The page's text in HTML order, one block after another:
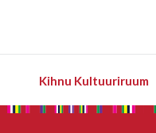
Kihnu Kultuuriruum